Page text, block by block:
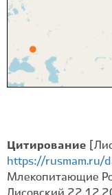
Цитирование
https://rusmam.ru/
Млекопитающие